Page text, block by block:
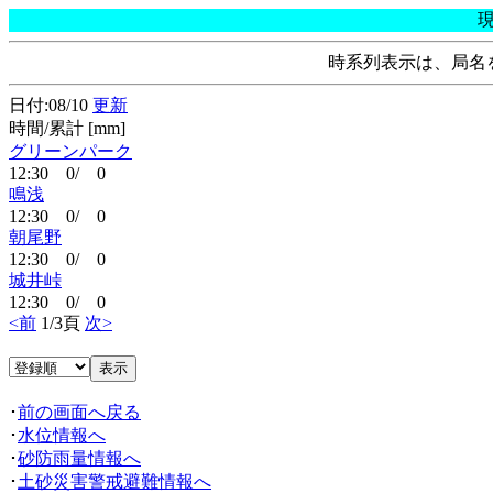
時系列表示は、局
日付:08/10 更新
時間/累計 [mm]
グリーンパーク
12:30 0/ 0
鳴浅
12:30 0/ 0
朝尾野
12:30 0/ 0
城井峠
12:30 0/ 0
<前 1/3頁 次>
･前の画面へ戻る
･ 水位情報へ
･砂防雨量情報へ
･ 土砂災害警戒避難情報へ